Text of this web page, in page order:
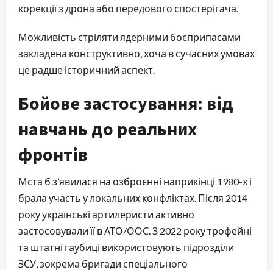
корекції з дрона або передового спостерігача.
Можливість стріляти ядерними боєприпасами
закладена конструктивно, хоча в сучасних умовах
це радше історичний аспект.
Бойове застосування: від
навчань до реальних
фронтів
Мста б з’явилася на озброєнні наприкінці 1980-х і
брала участь у локальних конфліктах. Після 2014
року українські артилеристи активно
застосовували її в АТО/ООС. З 2022 року трофейні
та штатні гаубиці використовують підрозділи
ЗСУ, зокрема бригади спеціального